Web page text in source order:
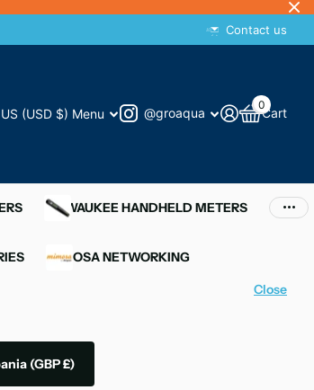
Contact us
US (USD $) Menu @groaqua Cart
0
MILWAUKEE HANDHELD METERS
MIMOSA NETWORKING
(GBP £)
Close